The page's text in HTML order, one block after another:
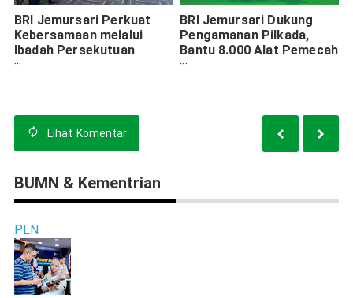
BRI Jemursari Perkuat
Kebersamaan melalui
Ibadah Persekutuan
Pekerja Kristen dan
BRI Jemursari Dukung
Pengamanan Pilkada,
Bantu 8.000 Alat Pemecah
Kaca Darurat ke Polda
Lihat Komentar
BUMN & Kementrian
PLN